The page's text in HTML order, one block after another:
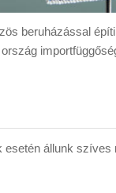
beruházással
állunk szíves